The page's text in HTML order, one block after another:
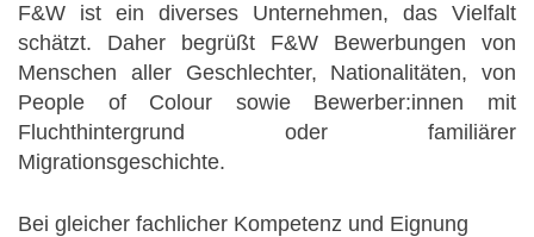
F&W ist ein diverses Unternehmen, das Vielfalt
schätzt. Daher begrüßt F&W Bewerbungen von
Menschen aller Geschlechter, Nationalitäten, von
People of Colour sowie Bewerber:innen mit
Fluchthintergrund oder familiärer
Migrationsgeschichte.
Bei gleicher fachlicher Kompetenz und Eignung